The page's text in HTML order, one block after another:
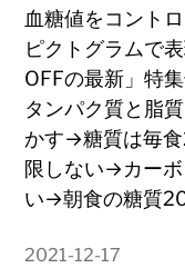
血糖値をコント
ピクトグラムで
OFFの最新」特
タンパク質と脂
かす→糖質は毎
限しない→カー
い→朝食の糖質
2021-12-17